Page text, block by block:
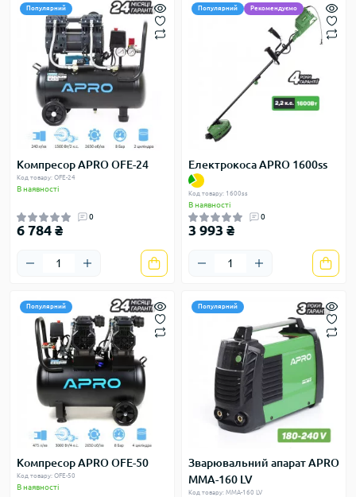
Популярний
Компресор APRO OFE-24
Код товару: OFE-24
В наявності
0
6 784 ₴
Популярний Рекомендуємо
Електрокоса APRO 1600ss
Код товару: 1600ss
В наявності
0
3 993 ₴
Популярний
Компресор APRO OFE-50
Код товару: OFE-50
В наявності
Популярний
Зварювальний апарат APRO
MMA-160 LV
Код товару: MMA-160 LV